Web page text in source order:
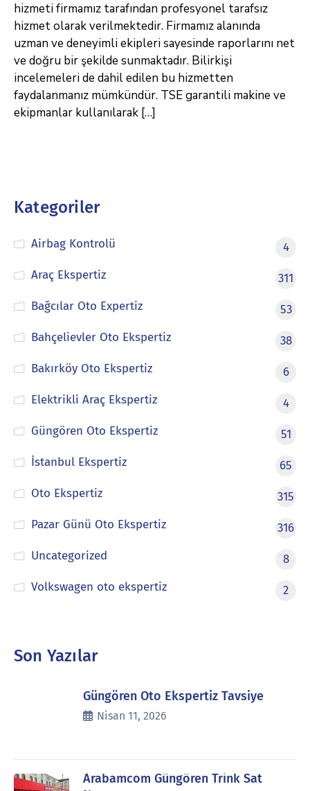
hizmeti firmamız tarafından profesyonel tarafsız
hizmet olarak verilmektedir. Firmamız alanında
uzman ve deneyimli ekipleri sayesinde raporlarını net
ve doğru bir şekilde sunmaktadır. Bilirkişi
incelemeleri de dahil edilen bu hizmetten
faydalanmanız mümkündür. TSE garantili makine ve
ekipmanlar kullanılarak […]
Kategoriler
Airbag Kontrolü
4
Araç Ekspertiz
311
Bağcılar Oto Expertiz
53
Bahçelievler Oto Ekspertiz
38
Bakırköy Oto Ekspertiz
6
Elektrikli Araç Ekspertiz
4
Güngören Oto Ekspertiz
51
İstanbul Ekspertiz
65
Oto Ekspertiz
315
Pazar Günü Oto Ekspertiz
316
Uncategorized
8
Volkswagen oto ekspertiz
2
Son Yazılar
Güngören Oto Ekspertiz Tavsiye
Nisan 11, 2026
Arabamcom Güngören Trink Sat